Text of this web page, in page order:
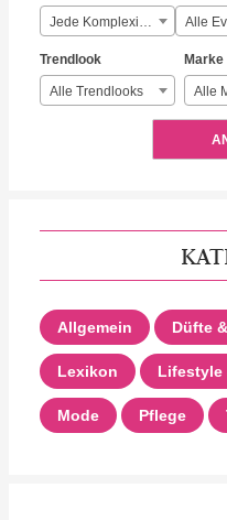
Jede Komplexität Alle
Trendlook
Alle Trendlooks
Marke
Alle
Allgemein Düfte
Lexikon Lifestyle
Mode Pflege